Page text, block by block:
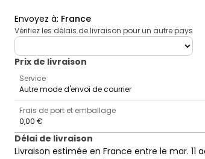
Envoyez à: France
Vérifiez les délais de livraison pour un autre pays
deliveryCountry
Prix ​​de livraison
Service
Autre mode d'envoi de courrier
Frais de port et emballage
0,00 €
Délai de livraison
Livraison estimée en France entre le mar. 11